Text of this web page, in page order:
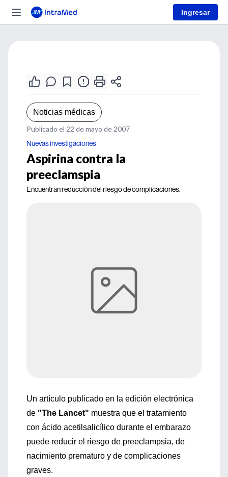
Ingresar
Noticias médicas
Publicado el 22 de mayo de 2007
Nuevas investigaciones
Aspirina contra la
preeclamspia
Encuentran reducción del riesgo de complicaciones.
Un artículo publicado en la edición electrónica
de "The Lancet" muestra que el tratamiento
con ácido acetilsalicílico durante el embarazo
puede reducir el riesgo de preeclampsia, de
nacimiento prematuro y de complicaciones
graves.